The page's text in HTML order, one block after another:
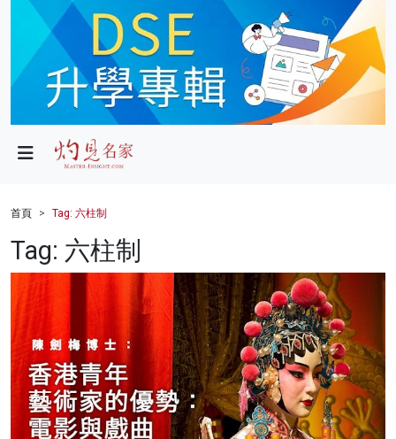
政局
財經
健康
商業
科技
影片
名家榜
首頁 Tag: 六柱制
Tag: 六柱制